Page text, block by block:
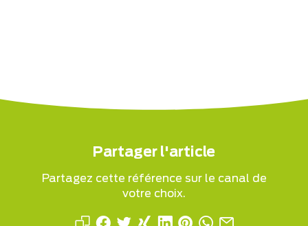
Partager l'article
Partagez cette référence sur le canal de
votre choix.